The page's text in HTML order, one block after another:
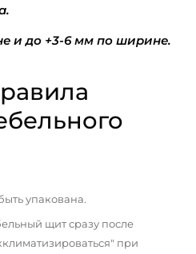
и до +3-6 мм по ширине.
упакована.
щит сразу после
при